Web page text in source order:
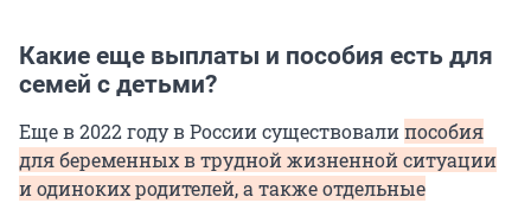
Какие еще выплаты и пособия есть для
семей с детьми?
Еще в 2022 году в России существовалипособия
для беременных в трудной жизненной ситуации
и одиноких родителей, а также отдельные